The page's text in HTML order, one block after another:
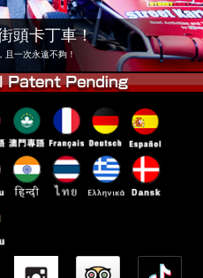
東京灣
大阪
頭卡丁車！
且一次永遠不夠！